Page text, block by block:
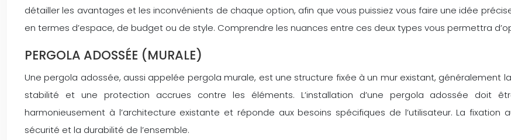
détailler les avantages et les inconvénients de chaque option, afin que vous puissiez vous faire une idée
en termes d’espace, de budget ou de style. Comprendre les nuances entre ces deux types vous permettra
PERGOLA ADOSSÉE (MURALE)
Une pergola adossée, aussi appelée pergola murale, est une structure fixée à un mur existant, généralement
stabilité et une protection accrues contre les éléments. L’installation d’une pergola adossée doit
harmonieusement à l’architecture existante et réponde aux besoins spécifiques de l’utilisateur. La
sécurité et la durabilité de l’ensemble.